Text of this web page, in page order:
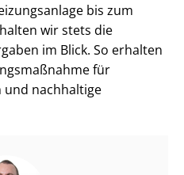
bis zum
wir stets die
im Blick. So erhalten
für
und nachhaltige